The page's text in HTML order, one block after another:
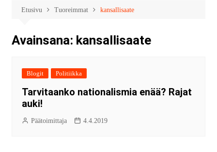
Etusivu Tuoreimmat kansallisaate
Avainsana: kansallisaate
Blogit Politiikka
Tarvitaanko nationalismia enää? Rajat
auki!
Päätoimittaja 4.4.2019